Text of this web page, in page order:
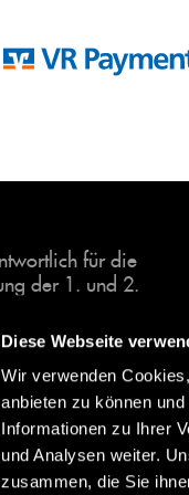
Diese Webseite
Wir verwenden
anbieten zu können
Informationen zu Ihrer
und Analysen weiter.
zusammen, die Sie
für die
der 1. und 2.
Vereine unter dem
sowohl im